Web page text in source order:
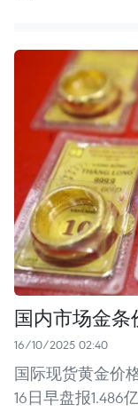
国内市场金条
16/10/2025 02:40
国际现货黄金价
16日早盘报1.486